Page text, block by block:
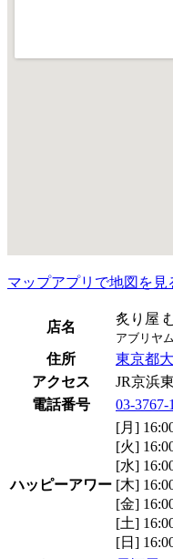
マップアプリで地図を見
店名
炙り屋
アブリヤ
住所
東京都
アクセス
JR京浜
電話番号
03-3767-
ハッピーアワー
[月]
[火]
[水]
[木]
[金]
[土]
[日]